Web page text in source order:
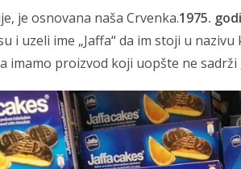
je osnovana naša Crvenka.1975.
i uzeli ime „Jaffa“ da im stoji u
imamo proizvod koji uopšte ne